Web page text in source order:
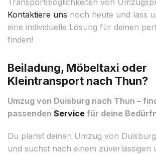
Kontaktiere uns noch heute und lass
eine individuelle Lösung für deinen
finden!
Beiladung, Möbeltaxi oder
Kleintransport nach Thun?
Umzug von Duisburg nach Thun –
passenden Service für deine
Du planst deinen Umzug von
und suchst nach einem zuverlässigen